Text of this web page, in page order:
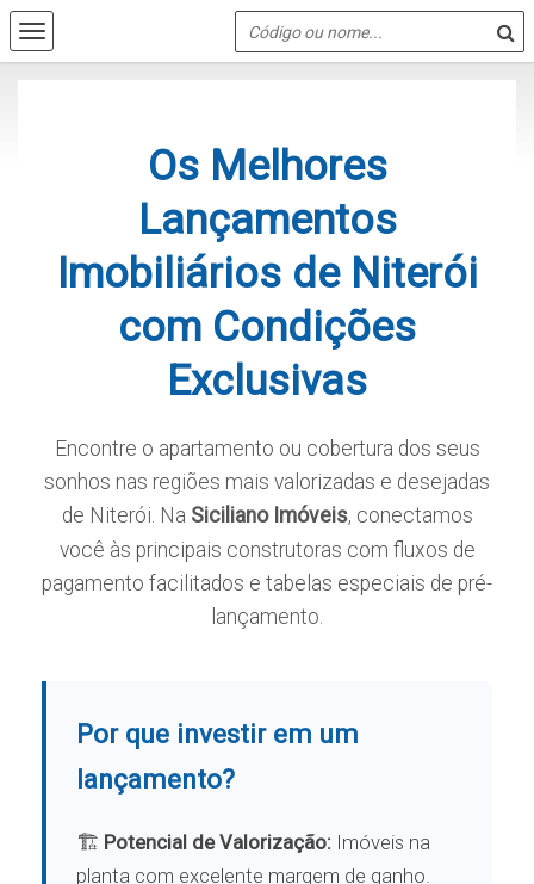
Os Melhores
Lançamentos
Imobiliários de Niterói
com Condições
Exclusivas
Encontre o apartamento ou cobertura dos seus
sonhos nas regiões mais valorizadas e desejadas
de Niterói. Na Siciliano Imóveis, conectamos
você às principais construtoras com fluxos de
pagamento facilitados e tabelas especiais de pré-
lançamento.
Por que investir em um
lançamento?
🏗️ Potencial de Valorização: Imóveis na
planta com excelente margem de ganho.